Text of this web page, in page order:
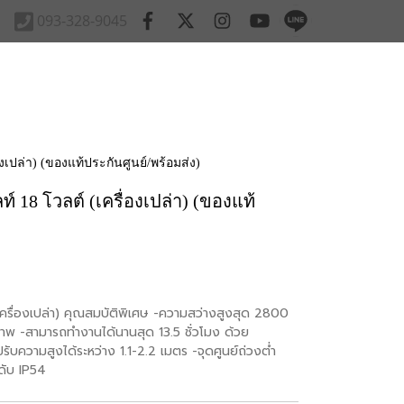
093-328-9045
งเปล่า) (ของแท้ประกันศูนย์/พร้อมส่ง)
18 โวลต์ (เครื่องเปล่า) (ของแท้
ครื่องเปล่า) คุณสมบัติพิเศษ -ความสว่างสูงสุด 2800
-สามารถทำงานได้นานสุด 13.5 ชั่วโมง ด้วย
ความสูงได้ระหว่าง 1.1-2.2 เมตร -จุดศูนย์ถ่วงต่ำ
บ IP54